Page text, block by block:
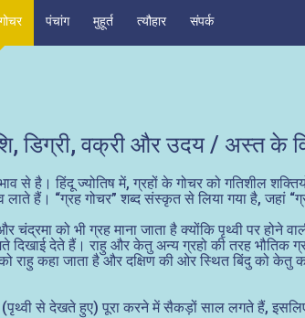
पंचांग मुहूर्त त्यौहार संपर्क
डिग्री, वक्री और उदय / अस्त के
से है। हिंदू ज्योतिष में, ग्रहों के गोचर को गतिशील
हैं। “ग्रह गोचर” शब्द संस्कृत से लिया गया है, जहां
चंद्रमा को भी ग्रह माना जाता है क्योंकि पृथ्वी पर
देते हैं। राहु और केतु अन्य ग्रहो की तरह भौतिक
कहा जाता है और दक्षिण की ओर स्थित बिंदु को केतु
से देखते हुए) पूरा करने में सैकड़ों साल लगते हैं, इसलिए